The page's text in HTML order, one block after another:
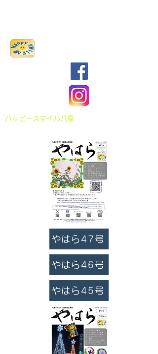
​ハッピースマイル八原
やはら47号
やはら46号
やはら45号